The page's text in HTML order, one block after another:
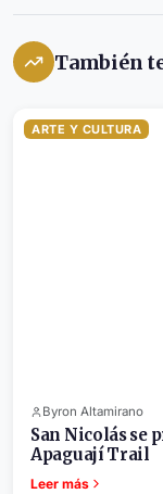
También
ARTE Y CULTURA
Byron Altamirano
San Nicolás se
Apaguají Trail
Leer más